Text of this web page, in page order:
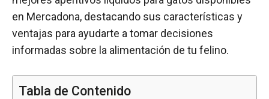
en Mercadona, destacando sus características y
ventajas para ayudarte a tomar decisiones
informadas sobre la alimentación de tu felino.
Tabla de Contenido